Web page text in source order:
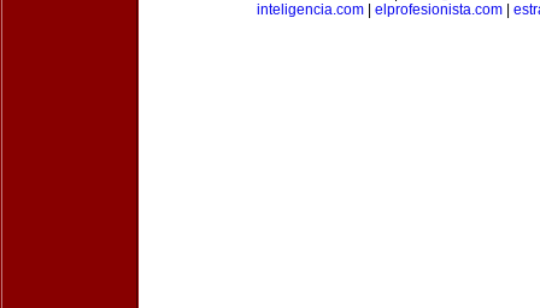
inteligencia.com| elprofesionista.com|